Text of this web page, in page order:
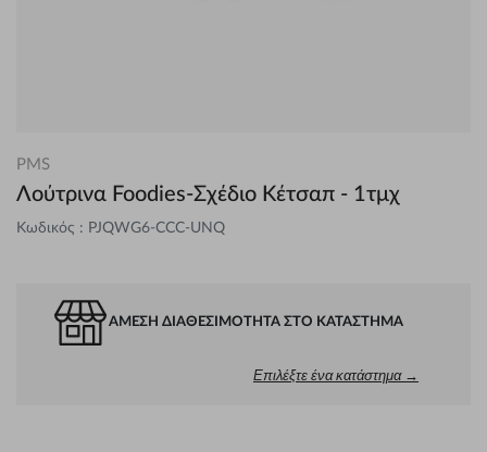
PMS
Λούτρινα Foodies-Σχέδιο Κέτσαπ - 1τμχ
Κωδικός : PJQWG6-CCC-UNQ
ΆΜΕΣΗ ΔΙΑΘΕΣΙΜΌΤΗΤΑ ΣΤΟ ΚΑΤΆΣΤΗΜΑ
Επιλέξτε ένα κατάστημα →